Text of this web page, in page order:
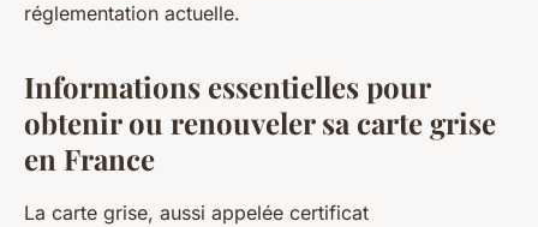
réglementation actuelle.
Informations essentielles pour
obtenir ou renouveler sa carte grise
en France
La carte grise, aussi appelée certificat